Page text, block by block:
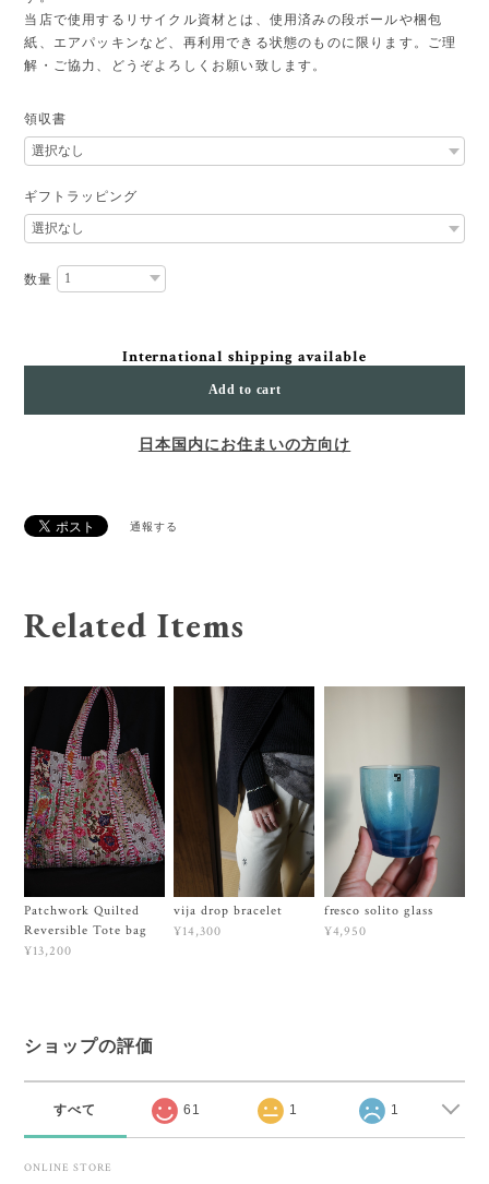
当店で使用するリサイクル資材とは、使用済みの段ボールや梱包
紙、エアパッキンなど、再利用できる状態のものに限ります。ご理
解・ご協力、どうぞよろしくお願い致します。
領収書
ギフトラッピング
数量
International shipping available
Add to cart
日本国内にお住まいの方向け
通報する
Related Items
Patchwork Quilted
Reversible Tote bag
¥13,200
vija drop bracelet
¥14,300
fresco solito glass
¥4,950
ショップの評価
すべて 61 1 1
ONLINE STORE